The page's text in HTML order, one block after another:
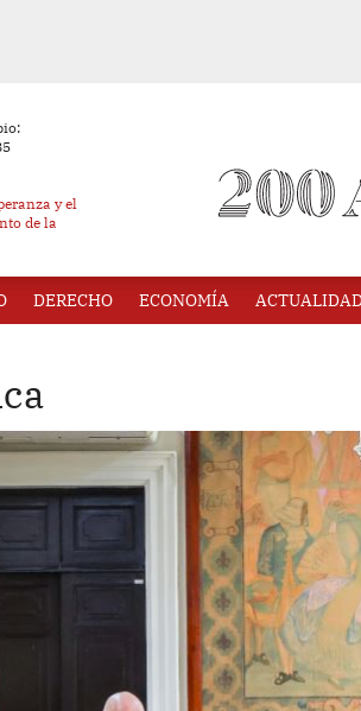
y el
de la
DERECHO ECONOMÍA